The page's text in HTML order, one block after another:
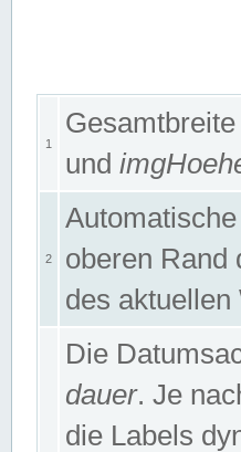
1
und
2
oberen Rand
des
Die
dauer. Je
die Labels